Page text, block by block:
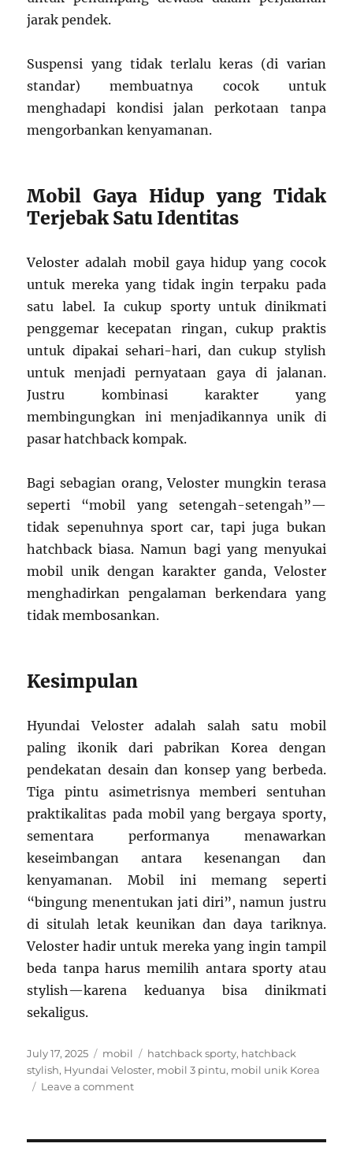
jarak pendek.
Suspensi yang tidak terlalu keras (di varian
standar) membuatnya cocok untuk
menghadapi kondisi jalan perkotaan tanpa
mengorbankan kenyamanan.
Mobil Gaya Hidup yang Tidak
Terjebak Satu Identitas
Veloster adalah mobil gaya hidup yang cocok
untuk mereka yang tidak ingin terpaku pada
satu label. Ia cukup sporty untuk dinikmati
penggemar kecepatan ringan, cukup praktis
untuk dipakai sehari-hari, dan cukup stylish
untuk menjadi pernyataan gaya di jalanan.
Justru kombinasi karakter yang
membingungkan ini menjadikannya unik di
pasar hatchback kompak.
Bagi sebagian orang, Veloster mungkin terasa
seperti “mobil yang setengah-setengah”—
tidak sepenuhnya sport car, tapi juga bukan
hatchback biasa. Namun bagi yang menyukai
mobil unik dengan karakter ganda, Veloster
menghadirkan pengalaman berkendara yang
tidak membosankan.
Kesimpulan
Hyundai Veloster adalah salah satu mobil
paling ikonik dari pabrikan Korea dengan
pendekatan desain dan konsep yang berbeda.
Tiga pintu asimetrisnya memberi sentuhan
praktikalitas pada mobil yang bergaya sporty,
sementara performanya menawarkan
keseimbangan antara kesenangan dan
kenyamanan. Mobil ini memang seperti
“bingung menentukan jati diri”, namun justru
di situlah letak keunikan dan daya tariknya.
Veloster hadir untuk mereka yang ingin tampil
beda tanpa harus memilih antara sporty atau
stylish—karena keduanya bisa dinikmati
sekaligus.
Posted
on
July 17, 2025 Categories
mobil Tags
hatchback sporty, hatchback
stylish, Hyundai Veloster, mobil 3 pintu, mobil unik Korea
Leave a commenton